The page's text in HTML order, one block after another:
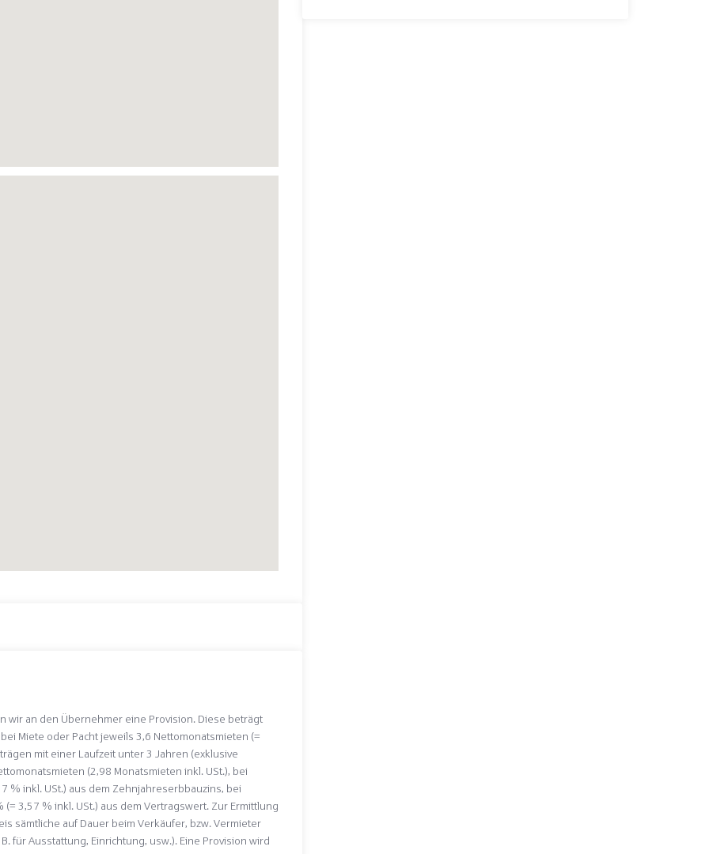
wir an den Übernehmer eine Provision. Diese beträgt
Miete oder Pacht jeweils 3,6 Nettomonatsmieten (=
mit einer Laufzeit unter 3 Jahren (exklusive
(2,98 Monatsmieten inkl. USt.), bei
% inkl. USt.) aus dem Zehnjahreserbbauzins, bei
3,57 % inkl. USt.) aus dem Vertragswert. Zur Ermittlung
sämtliche auf Dauer beim Verkäufer, bzw. Vermieter
für Ausstattung, Einrichtung, usw.). Eine Provision wird